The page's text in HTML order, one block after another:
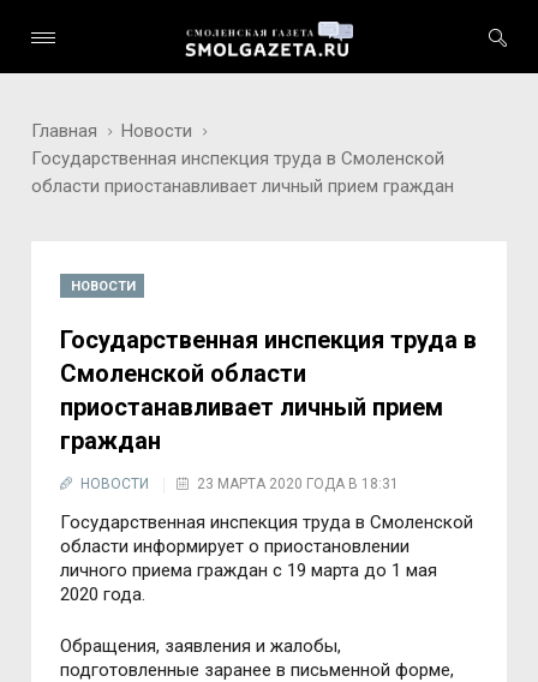
Главная
Новости
Государственная инспекция труда в Смоленской
области приостанавливает личный прием граждан
НОВОСТИ
Государственная инспекция труда в
Смоленской области
приостанавливает личный прием
граждан
НОВОСТИ 23 МАРТА 2020 ГОДА В 18:31
Государственная инспекция труда в Смоленской
области информирует о приостановлении
личного приема граждан с 19 марта до 1 мая
2020 года.
Обращения, заявления и жалобы,
подготовленные заранее в письменной форме,